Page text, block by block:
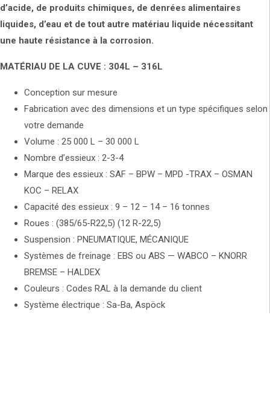
d’acide, de produits chimiques, de denrées alimentaires
liquides, d’eau et de tout autre matériau liquide nécessitant
une haute résistance à la corrosion.
MATÉRIAU DE LA CUVE : 304L – 316L
Conception sur mesure
Fabrication avec des dimensions et un type spécifiques selon
votre demande
Volume : 25 000 L – 30 000 L
Nombre d’essieux : 2-3-4
Marque des essieux : SAF – BPW – MPD -TRAX – OSMAN
KOC – RELAX
Capacité des essieux : 9 – 12 – 14 – 16 tonnes
Roues : (385/65-R22,5) (12 R-22,5)
Suspension : PNEUMATIQUE, MÉCANIQUE
Systèmes de freinage : EBS ou ABS — WABCO – KNORR
BREMSE – HALDEX
Couleurs : Codes RAL à la demande du client
Système électrique : Sa-Ba, Aspöck